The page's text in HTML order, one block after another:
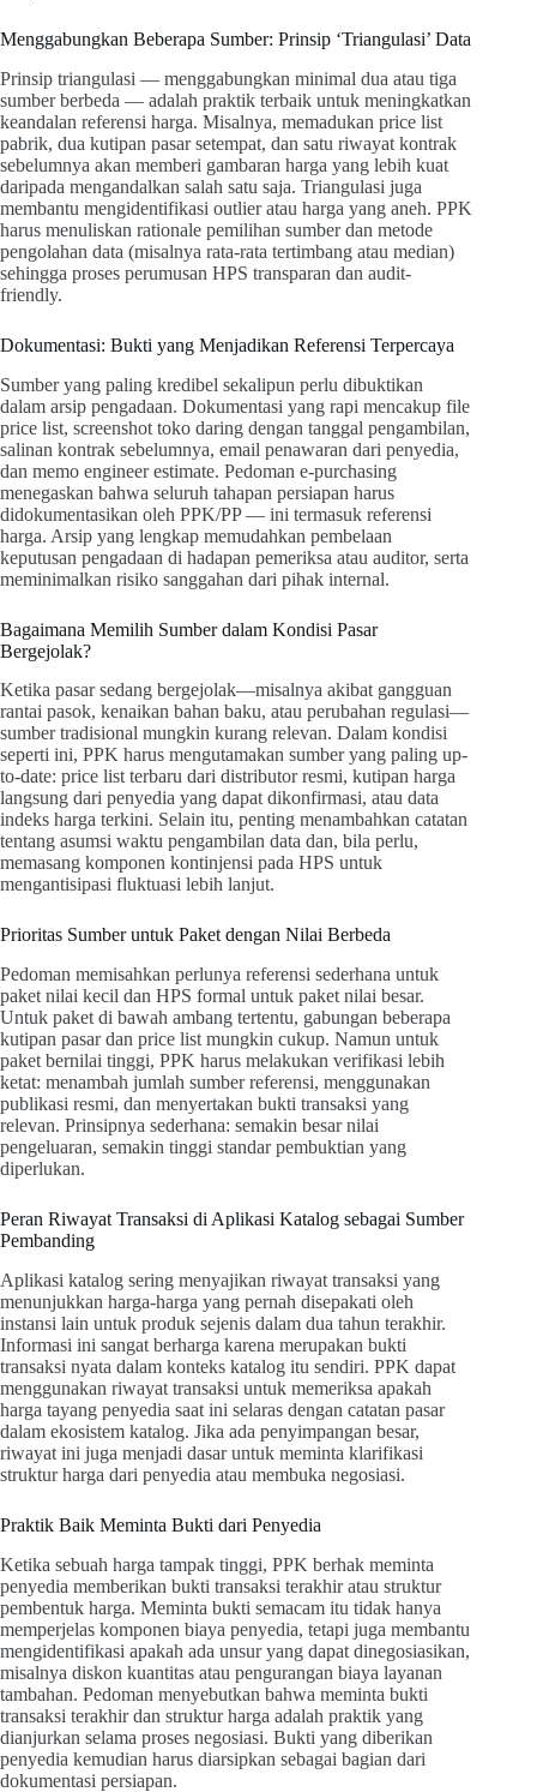
Menggabungkan Beberapa Sumber: Prinsip ‘Triangulasi’ Data
Prinsip triangulasi — menggabungkan minimal dua atau tiga
sumber berbeda — adalah praktik terbaik untuk meningkatkan
keandalan referensi harga. Misalnya, memadukan price list
pabrik, dua kutipan pasar setempat, dan satu riwayat kontrak
sebelumnya akan memberi gambaran harga yang lebih kuat
daripada mengandalkan salah satu saja. Triangulasi juga
membantu mengidentifikasi outlier atau harga yang aneh. PPK
harus menuliskan rationale pemilihan sumber dan metode
pengolahan data (misalnya rata-rata tertimbang atau median)
sehingga proses perumusan HPS transparan dan audit-
friendly.
Dokumentasi: Bukti yang Menjadikan Referensi Terpercaya
Sumber yang paling kredibel sekalipun perlu dibuktikan
dalam arsip pengadaan. Dokumentasi yang rapi mencakup file
price list, screenshot toko daring dengan tanggal pengambilan,
salinan kontrak sebelumnya, email penawaran dari penyedia,
dan memo engineer estimate. Pedoman e-purchasing
menegaskan bahwa seluruh tahapan persiapan harus
didokumentasikan oleh PPK/PP — ini termasuk referensi
harga. Arsip yang lengkap memudahkan pembelaan
keputusan pengadaan di hadapan pemeriksa atau auditor, serta
meminimalkan risiko sanggahan dari pihak internal.
Bagaimana Memilih Sumber dalam Kondisi Pasar
Bergejolak?
Ketika pasar sedang bergejolak—misalnya akibat gangguan
rantai pasok, kenaikan bahan baku, atau perubahan regulasi—
sumber tradisional mungkin kurang relevan. Dalam kondisi
seperti ini, PPK harus mengutamakan sumber yang paling up-
to-date: price list terbaru dari distributor resmi, kutipan harga
langsung dari penyedia yang dapat dikonfirmasi, atau data
indeks harga terkini. Selain itu, penting menambahkan catatan
tentang asumsi waktu pengambilan data dan, bila perlu,
memasang komponen kontinjensi pada HPS untuk
mengantisipasi fluktuasi lebih lanjut.
Prioritas Sumber untuk Paket dengan Nilai Berbeda
Pedoman memisahkan perlunya referensi sederhana untuk
paket nilai kecil dan HPS formal untuk paket nilai besar.
Untuk paket di bawah ambang tertentu, gabungan beberapa
kutipan pasar dan price list mungkin cukup. Namun untuk
paket bernilai tinggi, PPK harus melakukan verifikasi lebih
ketat: menambah jumlah sumber referensi, menggunakan
publikasi resmi, dan menyertakan bukti transaksi yang
relevan. Prinsipnya sederhana: semakin besar nilai
pengeluaran, semakin tinggi standar pembuktian yang
diperlukan.
Peran Riwayat Transaksi di Aplikasi Katalog sebagai Sumber
Pembanding
Aplikasi katalog sering menyajikan riwayat transaksi yang
menunjukkan harga-harga yang pernah disepakati oleh
instansi lain untuk produk sejenis dalam dua tahun terakhir.
Informasi ini sangat berharga karena merupakan bukti
transaksi nyata dalam konteks katalog itu sendiri. PPK dapat
menggunakan riwayat transaksi untuk memeriksa apakah
harga tayang penyedia saat ini selaras dengan catatan pasar
dalam ekosistem katalog. Jika ada penyimpangan besar,
riwayat ini juga menjadi dasar untuk meminta klarifikasi
struktur harga dari penyedia atau membuka negosiasi.
Praktik Baik Meminta Bukti dari Penyedia
Ketika sebuah harga tampak tinggi, PPK berhak meminta
penyedia memberikan bukti transaksi terakhir atau struktur
pembentuk harga. Meminta bukti semacam itu tidak hanya
memperjelas komponen biaya penyedia, tetapi juga membantu
mengidentifikasi apakah ada unsur yang dapat dinegosiasikan,
misalnya diskon kuantitas atau pengurangan biaya layanan
tambahan. Pedoman menyebutkan bahwa meminta bukti
transaksi terakhir dan struktur harga adalah praktik yang
dianjurkan selama proses negosiasi. Bukti yang diberikan
penyedia kemudian harus diarsipkan sebagai bagian dari
dokumentasi persiapan.